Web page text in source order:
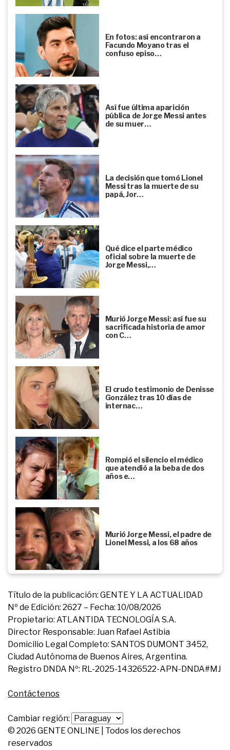
En fotos: así encontraron a
Facundo Moyano tras el
confuso episo…
Así fue última aparición
pública de Jorge Messi antes
de su muer…
La decisión que tomó Lionel
Messi tras la muerte de su
papá, Jor…
Qué dice el parte médico
oficial sobre la muerte de
Jorge Messi,…
Murió Jorge Messi: así fue su
sacrificada historia de amor
con C…
El crudo testimonio de Denisse
González tras 10 días de
internac…
Rompió el silencio el médico
que atendió a la beba de dos
años e…
Murió Jorge Messi, el padre de
Lionel Messi, a los 68 años
Título de la publicación: GENTE Y LA ACTUALIDAD
Nº de Edición: 2627 – Fecha: 10/08/2026
Propietario: ATLANTIDA TECNOLOGÍA S.A.
Director Responsable: Juan Rafael Astibia
Domicilio Legal Completo: SANTOS DUMONT 3452,
Ciudad Autónoma de Buenos Aires, Argentina.
Registro DNDA Nº: RL-2025-14326522-APN-DNDA#MJ
Contáctenos
Cambiar región:
© 2026 GENTE ONLINE | Todos los derechos
reservados